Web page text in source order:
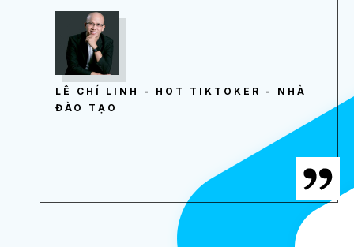
LÊ CHÍ LINH - HOT TIKTOKER - NHÀ
ĐÀO TẠO